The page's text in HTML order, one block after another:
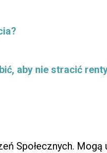
aby nie stracić
Społecznych. Mogą